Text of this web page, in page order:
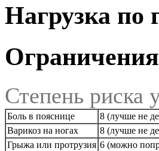
Нагрузка
Степень риска
Боль в пояснице
8 (лучше не
Варикоз на ногах
8 (лучше не
Грыжа или протрузия 6 (можно